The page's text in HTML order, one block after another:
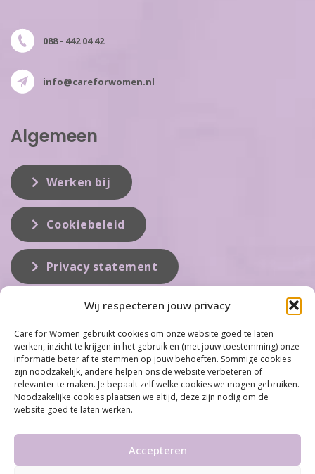
Wij respecteren jouw privacy
Care for Women gebruikt cookies om onze website goed te laten
werken, inzicht te krijgen in het gebruik en (met jouw toestemming) onze
informatie beter af te stemmen op jouw behoeften. Sommige cookies
zijn noodzakelijk, andere helpen ons de website verbeteren of
relevanter te maken. Je bepaalt zelf welke cookies we mogen gebruiken.
Noodzakelijke cookies plaatsen we altijd, deze zijn nodig om de
website goed te laten werken.
Accepteren
088 - 442 04 42
info@careforwomen.nl
Algemeen
Werken bij
Cookiebeleid
Privacy statement
Care for Women is de eerste organisatie die zich inzet op het gebied
van hormonale problemen bij vrouwen. Met ruim 100 locaties
behoort Care for Women tot één van de grootste organisaties op dit
vakgebied...